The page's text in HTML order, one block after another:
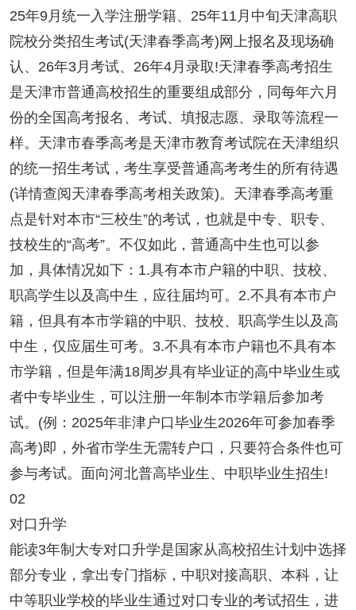
25年9月统一入学注册学籍、25年11月中旬天津高职
院校分类招生考试(天津春季高考)网上报名及现场确
认、26年3月考试、26年4月录取!天津春季高考招生
是天津市普通高校招生的重要组成部分，同每年六月
份的全国高考报名、考试、填报志愿、录取等流程一
样。天津市春季高考是天津市教育考试院在天津组织
的统一招生考试，考生享受普通高考考生的所有待遇
(详情查阅天津春季高考相关政策)。天津春季高考重
点是针对本市“三校生”的考试，也就是中专、职专、
技校生的“高考”。不仅如此，普通高中生也可以参
加，具体情况如下：1.具有本市户籍的中职、技校、
职高学生以及高中生，应往届均可。2.不具有本市户
籍，但具有本市学籍的中职、技校、职高学生以及高
中生，仅应届生可考。3.不具有本市户籍也不具有本
市学籍，但是年满18周岁具有毕业证的高中毕业生或
者中专毕业生，可以注册一年制本市学籍后参加考
试。(例：2025年非津户口毕业生2026年可参加春季
高考)即，外省市学生无需转户口，只要符合条件也可
参与考试。面向河北普高毕业生、中职毕业生招生!
02
对口升学
能读3年制大专对口升学是国家从高校招生计划中选择
部分专业，拿出专门指标，中职对接高职、本科，让
中等职业学校的毕业生通过对口专业的考试招生，进